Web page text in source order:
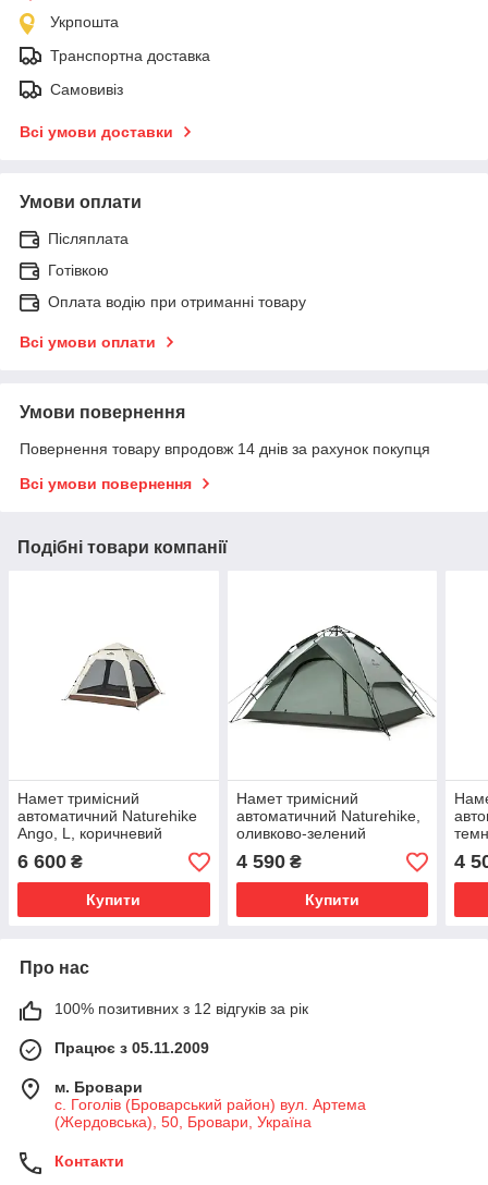
Укрпошта
Транспортна доставка
Самовивіз
Всі умови доставки
Умови оплати
Післяплата
Готівкою
Оплата водію при отриманні товару
Всі умови оплати
Умови повернення
Повернення товару впродовж 14 днів за рахунок покупця
Всі умови повернення
Подібні товари компанії
Намет тримісний
автоматичний Naturehike
Ango, L, коричневий
6 600 ₴
Купити
Намет тримісний
автоматичний Naturehike,
оливково-зелений
4 590₴
Купити
4
Про нас
100% позитивних з 12 відгуків за рік
Працює з 05.11.2009
м. Бровари
с. Гоголів (Броварський район) вул. Артема
(Жердовська), 50, Бровари, Україна
Контакти